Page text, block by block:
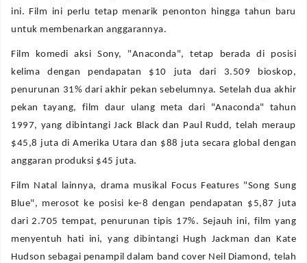
ini. Film ini perlu tetap menarik penonton hingga tahun baru
untuk membenarkan anggarannya.
Film komedi aksi Sony, "Anaconda", tetap berada di posisi
kelima dengan pendapatan $10 juta dari 3.509 bioskop,
penurunan 31% dari akhir pekan sebelumnya. Setelah dua akhir
pekan tayang, film daur ulang meta dari "Anaconda" tahun
1997, yang dibintangi Jack Black dan Paul Rudd, telah meraup
$45,8 juta di Amerika Utara dan $88 juta secara global dengan
anggaran produksi $45 juta.
Film Natal lainnya, drama musikal Focus Features "Song Sung
Blue", merosot ke posisi ke-8 dengan pendapatan $5,87 juta
dari 2.705 tempat, penurunan tipis 17%. Sejauh ini, film yang
menyentuh hati ini, yang dibintangi Hugh Jackman dan Kate
Hudson sebagai penampil dalam band cover Neil Diamond, telah